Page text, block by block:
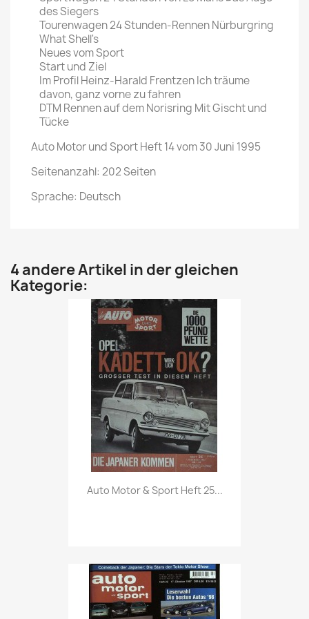
des Siegers
Tourenwagen 24 Stunden-Rennen Nürburgring
What Shell's
Neues vom Sport
Start und Ziel
Im Profil Heinz-Harald Frentzen Ich träume
davon, ganz vorne zu fahren
DTM Rennen auf dem Norisring Mit Gischt und
Tücke
Auto Motor und Sport Heft 14 vom 30 Juni 1995
Seitenanzahl: 202 Seiten
Sprache: Deutsch
4 andere Artikel in der gleichen
Kategorie:
Vorschau
Auto Motor & Sport Heft 25...